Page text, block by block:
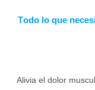
Todo lo que
Alivia el dolor